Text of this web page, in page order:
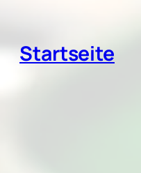
springen
Startseite